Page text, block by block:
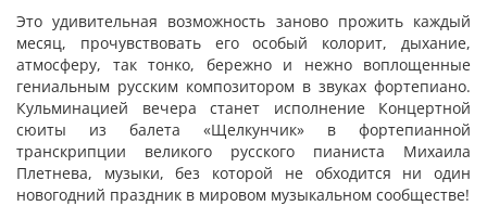
Это удивительная возможность заново прожить каждый
месяц, прочувствовать его особый колорит, дыхание,
атмосферу, так тонко, бережно и нежно воплощенные
гениальным русским композитором в звуках фортепиано.
Кульминацией вечера станет исполнение Концертной
сюиты из балета «Щелкунчик» в фортепианной
транскрипции великого русского пианиста Михаила
Плетнева, музыки, без которой не обходится ни один
новогодний праздник в мировом музыкальном сообществе!